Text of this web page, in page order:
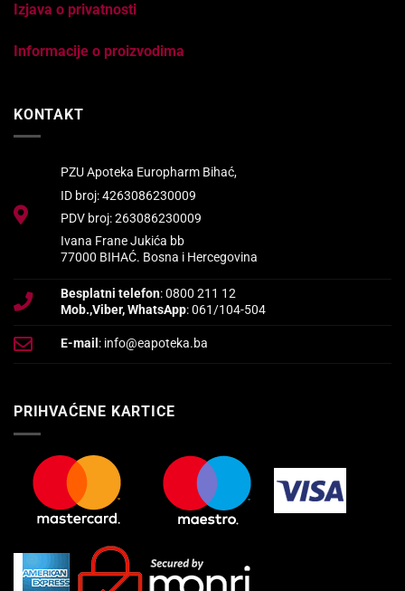
Izjava o privatnosti
Informacije o proizvodima
KONTAKT
PZU Apoteka Europharm Bihać,
ID broj: 4263086230009
PDV broj: 263086230009
Ivana Frane Jukića bb
77000 BIHAĆ. Bosna i Hercegovina
Besplatni telefon: 0800 211 12
Mob.,Viber, WhatsApp: 061/104-504
E-mail : info@eapoteka.ba
PRIHVAĆENE KARTICE